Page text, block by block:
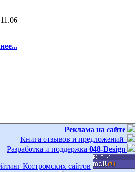
Реклама на сайте
Книга отзывов и предложений
Разработка и поддержка 048-Design